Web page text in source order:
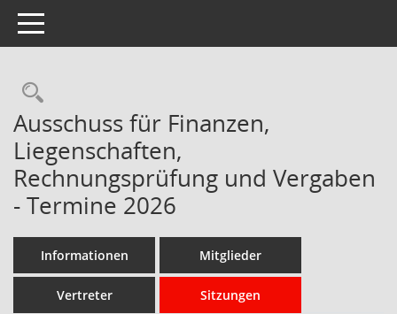
Toggle navigation
Rechercheauswahl
Ausschuss für Finanzen,
Liegenschaften,
Rechnungsprüfung und Vergaben
- Termine 2026
Informationen Mitglieder
Vertreter Sitzungen